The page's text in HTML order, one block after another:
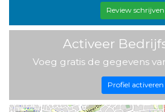
Review schrijven
Activeer
Voeg gratis de gegevens
Profiel activeren